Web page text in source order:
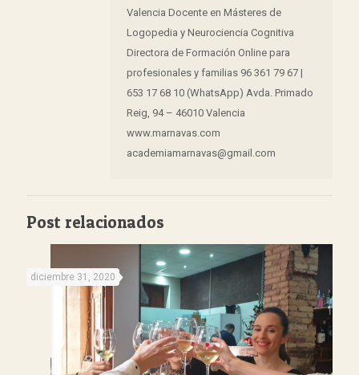
Valencia Docente en Másteres de
Logopedia y Neurociencia Cognitiva
Directora de Formación Online para
profesionales y familias 96 361 79 67 |
653 17 68 10 (WhatsApp) Avda. Primado
Reig, 94 – 46010 Valencia
www.marnavas.com
academiamarnavas@gmail.com
Post relacionados
diciembre 31, 2020